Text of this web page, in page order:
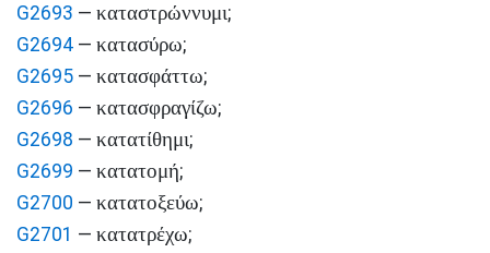
G2693 — καταστρώννυμι;
G2694 — κατασύρω;
G2695 — κατασφάττω;
G2696 — κατασφραγίζω;
G2698 — κατατίθημι;
G2699 — κατατομή;
G2700 — κατατοξεύω;
G2701 — κατατρέχω;